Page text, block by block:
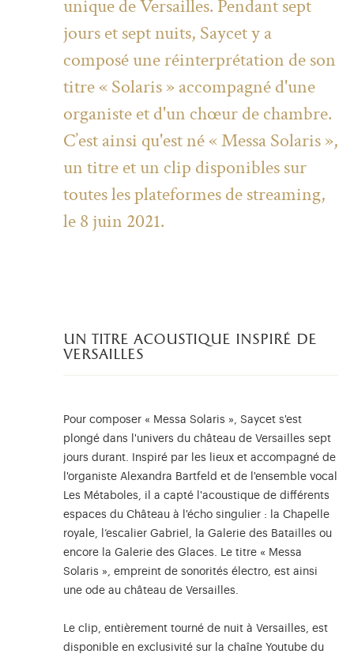
unique de Versailles. Pendant sept
jours et sept nuits, Saycet y a
composé une réinterprétation de son
titre « Solaris » accompagné d'une
organiste et d'un chœur de chambre.
C’est ainsi qu'est né « Messa Solaris »,
un titre et un clip disponibles sur
toutes les plateformes de streaming,
le 8 juin 2021.
un titre acoustique inspiré de
versailles
Pour composer « Messa Solaris », Saycet s'est
plongé dans l'univers du château de Versailles sept
jours durant. Inspiré par les lieux et accompagné de
l'organiste Alexandra Bartfeld et de l'ensemble vocal
Les Métaboles, il a capté l'acoustique de différents
espaces du Château à l'écho singulier : la Chapelle
royale, l’escalier Gabriel, la Galerie des Batailles ou
encore la Galerie des Glaces. Le titre « Messa
Solaris », empreint de sonorités électro, est ainsi
une ode au château de Versailles.
Le clip, entièrement tourné de nuit à Versailles, est
disponible en exclusivité sur la chaîne Youtube du